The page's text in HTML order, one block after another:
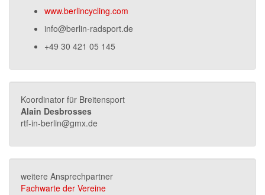
www.berlincycling.com
info@berlin-radsport.de
+49 30 421 05 145
Koordinator für Breitensport
Alain Desbrosses
rtf-in-berlin@gmx.de
weitere Ansprechpartner
Fachwarte der Vereine